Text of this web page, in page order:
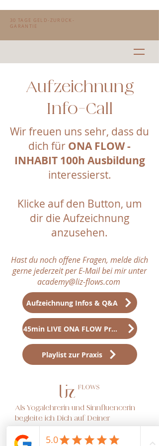
30 TAGE GELD-ZURÜCK-
GARANTIE
Aufzeichnung
Info-Call
Wir freuen uns sehr, dass du
dich für ONA FLOW -
INHABIT 100h Ausbildung
interessierst.
Klicke auf den Button, um
dir die Aufzeichnung
anzusehen.
Hast du noch offene Fragen, melde dich
gerne jederzeit per E-Mail bei mir unter
academy@liz-flows.com
Aufzeichnung Infos & Q&A
45min LIVE ONA FLOW Praxis
Playlist zur Praxis
Als Yogalehrerin und Sinnfluencerin
begleite ich Dich auf Deiner
individuellen Yoga Reise & unterstütze
Yogalehrerinnen als Mentorin, ein